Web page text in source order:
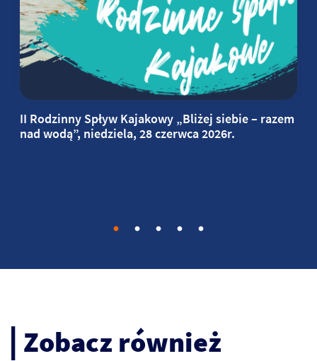
II Rodzinny Spływ Kajakowy „Bliżej siebie – razem
nad wodą”, niedziela, 28 czerwca 2026r.
Go to slide 1
Go to slide 2
Go to slide 3
Go to slide 4
Go to slide 5
Zobacz również